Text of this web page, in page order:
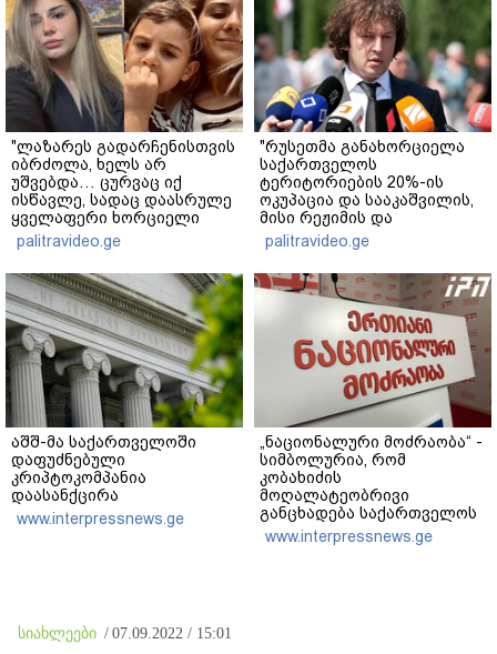
"ლაზარეს გადარჩენისთვის
იბრძოლა, ხელს არ
უშვებდა… ცურვაც იქ
ისწავლე, სადაც დაასრულე
ყველაფერი ხორციელი
ცხოვრებიდან" – რას წერს
ხობში დაღუპული დედა-
შვილის ახლობელი?
palitravideo.ge
"რუსეთმა განახორციელა
საქართველოს
ტერიტორიების 20%-ის
ოკუპაცია და სააკაშვილის,
მისი რეჟიმის და
"ნაცმოძრაობის" ღალატი
ვერანაირად ვერ
გადაფარავს ამ
დანაშაულს" - ირაკლი
palitravideo.ge
აშშ-მა საქართველოში
დაფუძნებული
კრიპტოკომპანია
დაასანქცირა
www.interpressnews.ge
„ნაციონალური მოძრაობა“ -
სიმბოლურია, რომ
კობახიძის
მოღალატეობრივი
განცხადება საქართველოს
თავისუფლებისთვის
შეწირული გმირების
www.interpressnews.ge
სიახლეები / 07.09.2022 / 15:01